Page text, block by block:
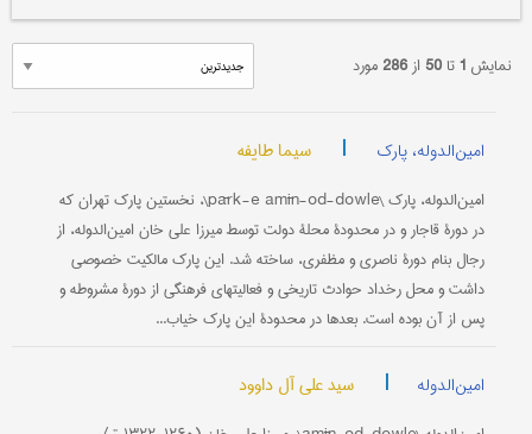
نمایش 1تا50 از286مورد
امین‌الدوله، پارک | سیما طایفه
امین‌الدوله، پارک \pārk-e amīn-od-dowle\، نخستین پارک تهران که
در دورۀ قاجار و در محدودۀ محلۀ دولت توسط میرزا علی خان امین‌الدوله، از
رجال بنام دورۀ ناصری و مظفری، ساخته شد. این پارک مالکیت خصوصی
داشت و محل رخداد حوادث تاریخی و فعالیتهای فرهنگی از دورۀ مشروطه و
پس از آن بوده است. بعدها در محدودۀ این پارک خیاب...
امین‌الدوله | سید علی آل داوود